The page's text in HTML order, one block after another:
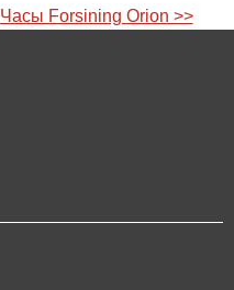
Часы Forsining Orion >>